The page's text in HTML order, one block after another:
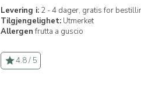
Levering i: 2 - 4 dager, gratis for
Tilgjengelighet: Utmerket
Allergen frutta a guscio
4.8 / 5